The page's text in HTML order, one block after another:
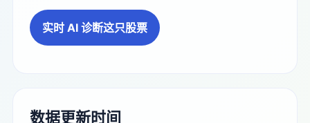
实时 AI 诊断这只股票
数据更新时间